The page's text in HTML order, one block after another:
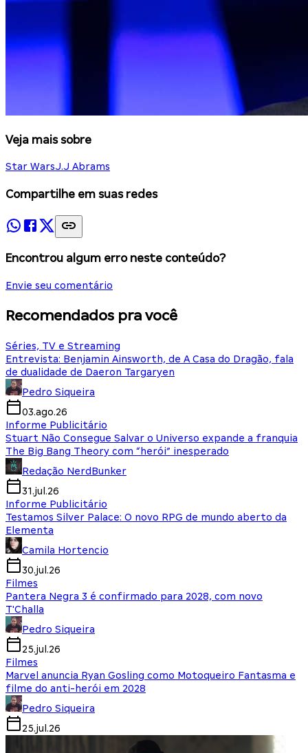
Veja mais sobre
Star WarsJ.J Abrams
Compartilhe em suas redes
Encontrou algum erro neste conteúdo?
Envie seu comentário
Recomendados pra você
Séries, TV e Streaming
Entrevista: Benjamin Ainsworth, de A Casa do Dragão, fala
de dualidade de Daeron Targaryen
Pedro Siqueira
03.ago.26
Informe Publicitário
Stuart Não Consegue Salvar o Universo expande a franquia
The Big Bang Theory com “herói” inesperado
Redação NerdBunker
31.jul.26
Informe Publicitário
Testamos Silver Palace: O novo RPG de mundo aberto da
Elementa
Camila Hortencio
30.jul.26
Filmes
Pantera Negra 3 é confirmado para 2028, com novo
T'Challa
Pedro Siqueira
25.jul.26
Filmes
Marvel anuncia Ryan Gosling como Motoqueiro Fantasma e
filme do anti-herói em 2028
Pedro Siqueira
25.jul.26